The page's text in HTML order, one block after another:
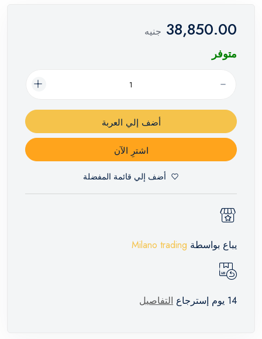
38,850.00 جنيه
متوفر
أضف إلي العربة
اشترِ الآن
أضف إلي قائمة المفضلة
يباع بواسطة Milano trading
14 يوم إسترجاع التفاصيل